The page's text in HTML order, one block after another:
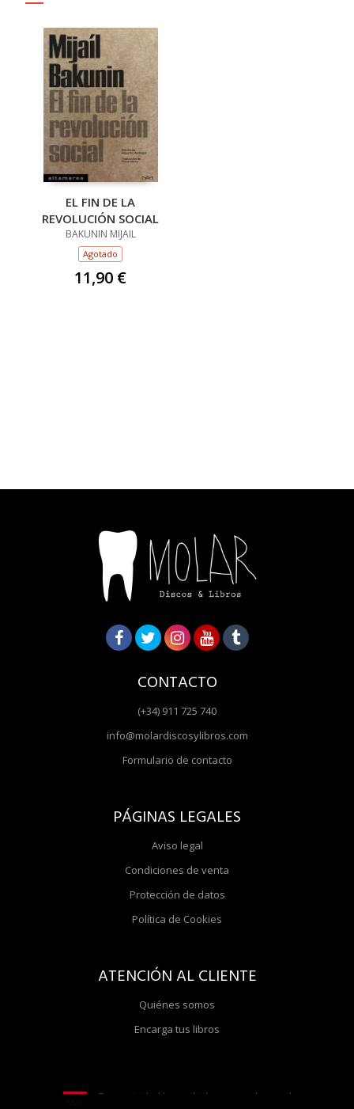
EL FIN DE LA
REVOLUCIÓN SOCIAL
BAKUNIN MIJAIL
Agotado
11,90 €
CONTACTO
(+34) 911 725 740
info@molardiscosylibros.com
Formulario de contacto
PÁGINAS LEGALES
Aviso legal
Condiciones de venta
Protección de datos
Política de Cookies
ATENCIÓN AL CLIENTE
Quiénes somos
Encarga tus libros
Esta actividad ha recibido una ayuda para la